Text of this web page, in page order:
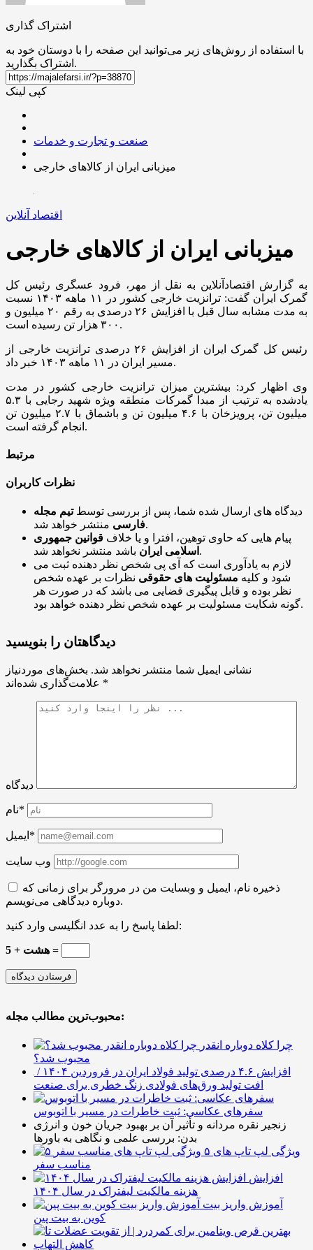
اشتراک گذاری
با استفاده از روش‌های زیر می‌توانید این صفحه را با دوستان خود به
اشتراک بگذارید.
کپی لینک
صنعت و تجارت و خدمات
میزبانی ایران از کالاهای خارجی
اقتصاد آنلاین
میزبانی ایران از کالاهای خارجی
به گزارش اقتصادآنلاین به نقل از مهر، فرود عسگری رئیس کل
گمرک ایران گفت: ترانزیت خارجی کشور در ۱۱ ماهه ۱۴۰۳ نسبت
به مدت مشابه سال قبل با افزایش ۲۶ درصدی به رقم ۲۰ میلیون و
۳۰۰ هزار تن رسیده است.
رئیس کل گمرک ایران از افزایش ۲۶ درصدی ترانزیت خارجی از
مسیر ایران در ۱۱ ماهه ۱۴۰۳ خبر داد.
وی اظهار کرد: بیشترین میزان ترانزیت خارجی کشور در مدت
یادشده به ترتیب از مبدا گمرکات منطقه ویژه شهید رجایی با ۵.۳
میلیون تن، پرویزخان با ۴.۶ میلیون تن و باشماق با ۲.۷ میلیون تن
انجام گرفته است.
مرتبط
نظرات کاربران
دیدگاه های ارسال شده شما، پس از بررسی توسطتیم مجله
فارسیمنتشر خواهد شد.
پیام هایی که حاوی توهین، افترا و یا خلاف قوانین جمهوری
اسلامی ایران باشد منتشر نخواهد شد.
لازم به یادآوری است که آی پی شخص نظر دهنده ثبت می
شود و کلیه مسئولیت های حقوقی نظرات بر عهده شخص
نظر بوده و قابل پیگیری قضایی می باشد که در صورت هر
گونه شکایت مسئولیت بر عهده شخص نظر دهنده خواهد بود.
دیدگاهتان را بنویسید
نشانی ایمیل شما منتشر نخواهد شد. بخش‌های موردنیاز
*
دیدگاه
نام*
ایمیل*
وب سایت
ذخیره نام، ایمیل و وبسایت من در مرورگر برای زمانی که
دوباره دیدگاهی می‌نویسم.
لطفا پاسخ را به عدد انگلیسی وارد کنید:
هشت + 5 =
محبوب‌ترین مطالب مجله:
چرا کلاه دوباره انقدر
محبوب شد؟
افزایش ۴.۶ درصدی تولید فولاد ایران در فروردین ۱۴۰۴ /
افت تولید ورق‌های فولادی زنگ خطری برای صنعت
سفرهای عکاسی: ثبت خاطرات در مسیر با اتوبوس
زنجیر نقره مردانه و تأثیر آن بر بهبود جریان خون و انرژی
بدن: بررسی علمی و نگاهی به باورها
۵ ویژگی لپ تاپ های
مناسب سفر
افزایش
هزینه مالکیت لیفتراک در سال ۱۴۰۴
آموزش واریز بیت
کوین به بیت پین